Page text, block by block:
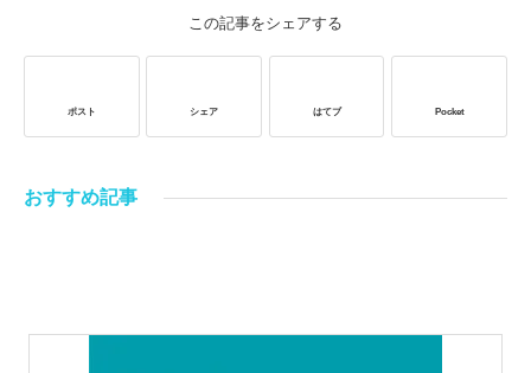
この記事をシェアする
ポスト シェア はてブ Pocket
おすすめ記事